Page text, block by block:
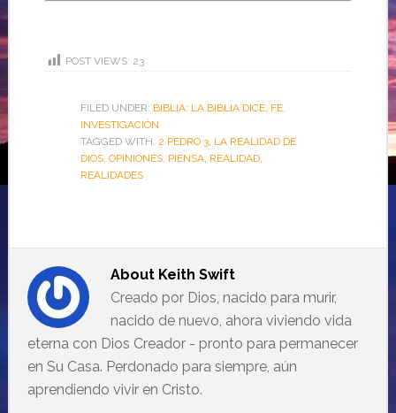
POST VIEWS: 23
FILED UNDER: BIBLIA: LA BIBLIA DICE, FE,
INVESTIGACIÓN
TAGGED WITH: 2 PEDRO 3, LA REALIDAD DE
DIOS, OPINIONES, PIENSA, REALIDAD,
REALIDADES
About Keith Swift
Creado por Dios, nacido para murir,
nacido de nuevo, ahora viviendo vida
eterna con Dios Creador - pronto para permanecer
en Su Casa. Perdonado para siempre, aún
aprendiendo vivir en Cristo.